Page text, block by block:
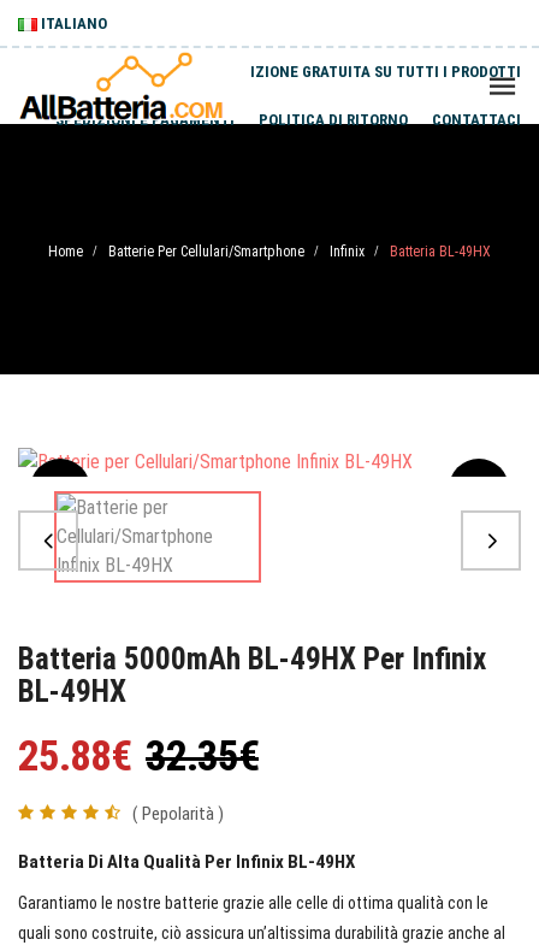
ITALIANO
SPEDIZIONE GRATUITA SU TUTTI I PRODOTTI
SPEDIZIONI E PAGAMENTI POLITICA DI RITORNO CONTATTACI
Home / Batterie Per Cellulari/Smartphone / Infinix / Batteria BL-49HX
Sale
Batteria 5000mAh BL-49HX Per Infinix
BL-49HX
25.88€ 32.35€
( Pepolarità )
Batteria Di Alta Qualità Per Infinix BL-49HX
Garantiamo le nostre batterie grazie alle celle di ottima qualità con le
quali sono costruite, ciò assicura un’altissima durabilità grazie anche al